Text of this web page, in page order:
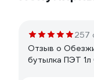
257
Отзыв о
бутылка ПЭТ 1л